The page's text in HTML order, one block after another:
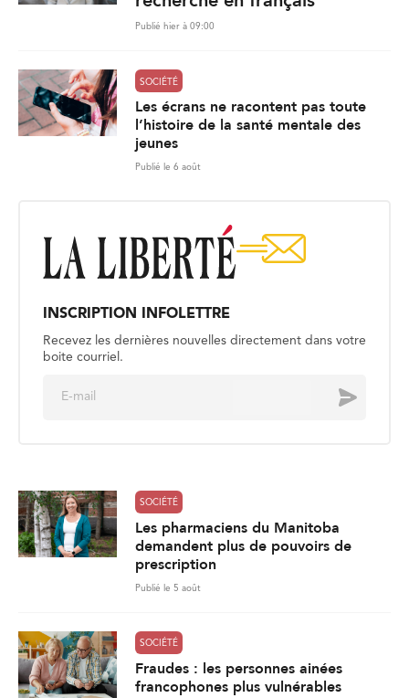
Publié hier à 09:00
SOCIÉTÉ
Les écrans ne racontent pas toute
l’histoire de la santé mentale des
jeunes
Publié le 6 août
INSCRIPTION INFOLETTRE
Recevez les dernières nouvelles directement dans votre
boite courriel.
Envoyer
SOCIÉTÉ
Les pharmaciens du Manitoba
demandent plus de pouvoirs de
prescription
Publié le 5 août
SOCIÉTÉ
Fraudes : les personnes ainées
francophones plus vulnérables